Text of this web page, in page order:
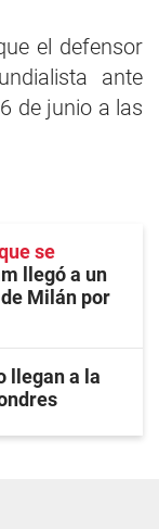
el defensor
ante
de junio a las
se
llegó a un
Milán por
llegan a la